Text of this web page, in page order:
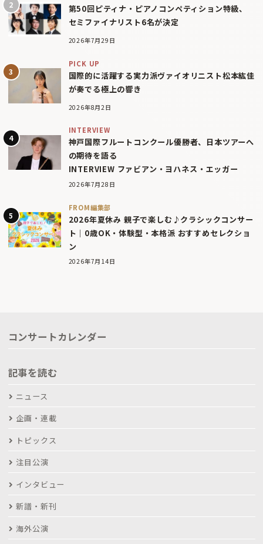
第50回ピティナ・ピアノコンペティション特級、
セミファイナリスト6名が決定
2026年7月29日
PICK UP
国際的に活躍する実力派ヴァイオリニスト松本紘佳
が奏でる極上の響き
2026年8月2日
INTERVIEW
神戸国際フルートコンクール優勝者、日本ツアーへ
の期待を語る
INTERVIEW ファビアン・ヨハネス・エッガー
2026年7月28日
FROM編集部
2026年夏休み 親子で楽しむ♪クラシックコンサー
ト｜0歳OK・体験型・本格派 おすすめセレクショ
ン
2026年7月14日
コンサートカレンダー
記事を読む
ニュース
企画・連載
トピックス
注目公演
インタビュー
新譜・新刊
海外公演